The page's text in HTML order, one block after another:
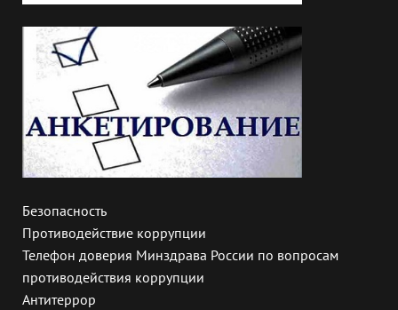
Безопасность
Противодействие коррупции
Телефон доверия Минздрава России по вопросам
противодействия коррупции
Антитеррор